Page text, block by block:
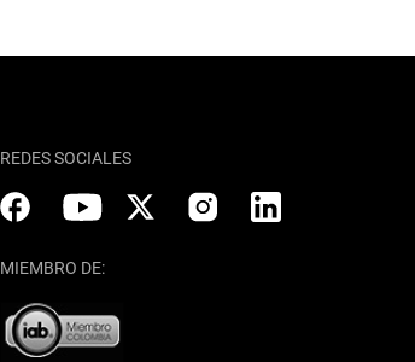
REDES SOCIALES
MIEMBRO DE: